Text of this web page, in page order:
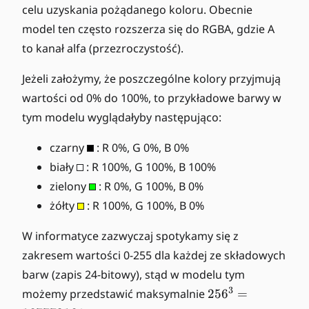
celu uzyskania pożądanego koloru. Obecnie
model ten często rozszerza się do RGBA, gdzie A
to kanał alfa (przezroczystość).
Jeżeli założymy, że poszczególne kolory przyjmują
wartości od 0% do 100%, to przykładowe barwy w
tym modelu wyglądałyby następująco:
czarny
: R 0%, G 0%, B 0%
biały
: R 100%, G 100%, B 100%
zielony
: R 0%, G 100%, B 0%
żółty
: R 100%, G 100%, B 0%
W informatyce zazwyczaj spotykamy się z
zakresem wartości 0-255 dla każdej ze składowych
barw (zapis 24-bitowy), stąd w modelu tym
możemy przedstawić maksymalnie 2
2563 =